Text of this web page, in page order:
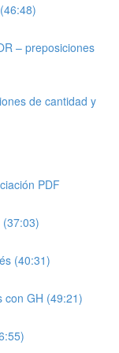
– preposiciones
de cantidad y
PDF
(40:31)
con GH (49:21)